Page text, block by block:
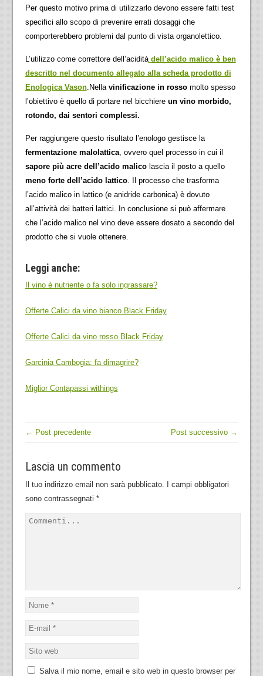
Per questo motivo prima di utilizzarlo devono essere fatti test
specifici allo scopo di prevenire errati dosaggi che
comporterebbero problemi dal punto di vista organolettico.
L’utilizzo come correttore dell’acidità dell’acido malico è ben
descritto nel documento allegato alla scheda prodotto di
Enologica Vason.Nella vinificazione in rossomolto spesso
l’obiettivo è quello di portare nel bicchiere un vino morbido,
rotondo, dai sentori complessi.
Per raggiungere questo risultato l’enologo gestisce la
fermentazione malolattica, ovvero quel processo in cui il
sapore più acre dell’acido malicolascia il posto a quello
meno forte dell’acido lattico. Il processo che trasforma
l’acido malico in lattico (e anidride carbonica) è dovuto
all’attività dei batteri lattici. In conclusione si può affermare
che l’acido malico nel vino deve essere dosato a secondo del
prodotto che si vuole ottenere.
Leggi anche:
Il vino è nutriente o fa solo ingrassare?
Offerte Calici da vino bianco Black Friday
Offerte Calici da vino rosso Black Friday
Garcinia Cambogia: fa dimagrire?
Miglior Contapassi withings
← Post precedente Post successivo →
Lascia un commento
Il tuo indirizzo email non sarà pubblicato.
I campi obbligatori
sono contrassegnati *
Salva il mio nome, email e sito web in questo browser per